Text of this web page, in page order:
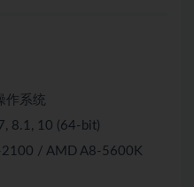
作系统
8.1, 10 (64-bit)
2100 / AMD A8-5600K